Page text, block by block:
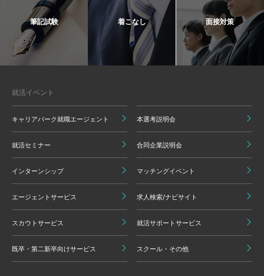
筆記試験 着こなし 面接対策
就活イベント
キャリアパーク就職エージェント 本選考説明会
就活セミナー 合同企業説明会
インターンシップ マッチングイベント
エージェントサービス 求人検索/ナビサイト
スカウトサービス 就活サポートサービス
既卒・第二新卒向けサービス スクール・その他